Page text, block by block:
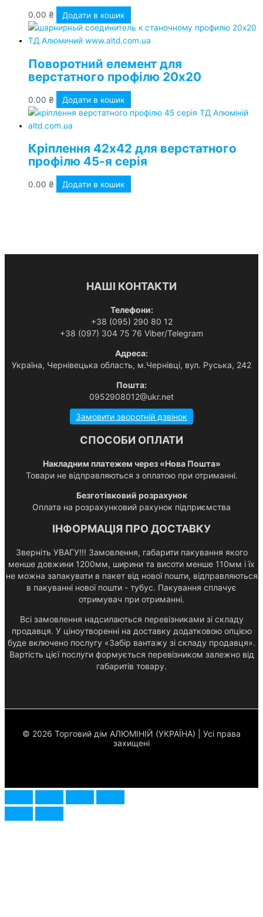
0.00 ₴ Додати в кошик
Поворотний елемент для
верстатного профілю 20х20
0.00 ₴ Додати в кошик
Кріплення 42х42 для верстатного
профілю 45-я серія
0.00 ₴ Додати в кошик
НАШІ КОНТАКТИ
Телефони:
+38 (095) 290 80 12
+38 (097) 304 75 76 Viber/Telegram
Адреса:
Українa, Чернівецька область, м.Чернівці, вул. Руська, 242
Пошта:
0952908012@ukr.net
Замовити зворотній дзвінок
СПОСОБИ ОПЛАТИ
Накладним платежем через «Нова Пошта»
Товари не відправляються з оплатою при отриманні.
Безготівковий розрахунок
Оплата на розрахунковий рахунок підприємства
ІНФОРМАЦІЯ ПРО ДОСТАВКУ
Зверніть УВАГУ!!! Замовлення, габарити пакування якого
менше довжини 1200мм, ширини та висоти менше 110мм і їх
не можна запакувати в пакет від нової пошти, відправляються
в пакуванні нової пошти - тубус. Пакування сплачує
отримувач при отриманні.
Всі замовлення надсилаються перевізниками зі складу
продавця. У ціноутворенні на доставку додатковою опцією
буде включено послугу «Забір вантажу зі складу продавця».
Вартість цієї послуги формується перевізником залежно від
габаритів товару.
© 2026 Торговий дім АЛЮМІНІЙ (УКРАЇНА) | Усі права
захищені